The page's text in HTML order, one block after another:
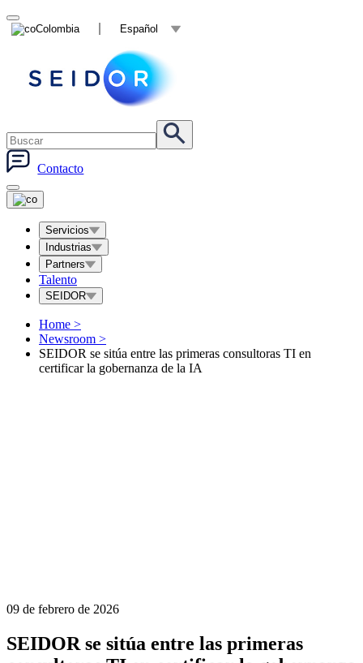
Colombia Español
Contacto
Servicios
Industrias
Partners
Talento
SEIDOR
Home >
Newsroom >
SEIDOR se sitúa entre las primeras consultoras TI en
certificar la gobernanza de la IA
09 de febrero de 2026
SEIDOR se sitúa entre las primeras